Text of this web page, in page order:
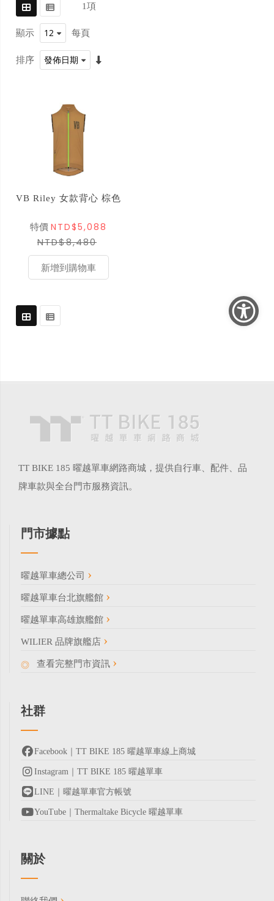
1項
顯示 每頁
排序
VB Riley 女款背心 棕色
特價 NTD$5,088
NTD$8,480
新增到購物車
TT BIKE 185 曜越單車網路商城，提供自行車、配件、品
牌車款與全台門市服務資訊。
門市據點
曜越單車總公司
曜越單車台北旗艦館
曜越單車高雄旗艦館
WILIER 品牌旗艦店
查看完整門市資訊
社群
Facebook｜TT BIKE 185 曜越單車線上商城
Instagram｜TT BIKE 185 曜越單車
LINE｜曜越單車官方帳號
YouTube｜Thermaltake Bicycle 曜越單車
關於